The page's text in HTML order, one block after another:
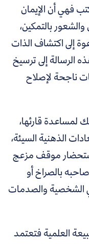
فهي أن الإيمان
بالتمكين،
إلى اكتشاف الذات
إلى ترسيخ
ناجحة لإصلاح
قارئها،
الذهنية السيئة،
موقف مزعج
بالصراخ أو
والصدمات
العلمية فتعتمد